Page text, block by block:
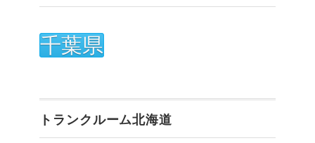
千葉県
トランクルーム北海道